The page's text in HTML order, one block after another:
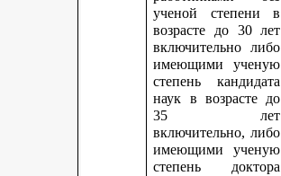
ученой степени в
возрасте до 30 лет
включительно либо
имеющими ученую
степень кандидата
наук в возрасте до
35 лет
включительно, либо
имеющими ученую
степень доктора